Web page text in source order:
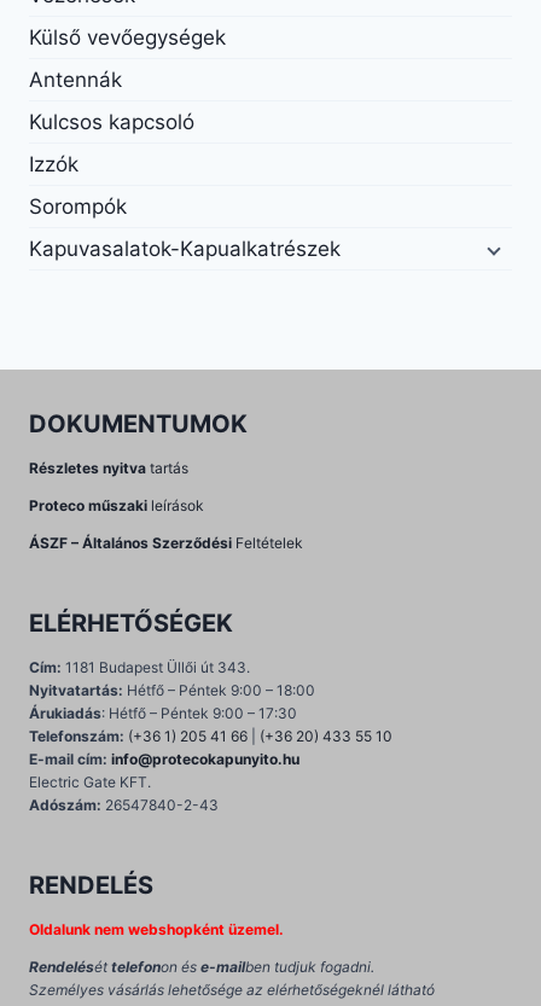
Külső vevőegységek
Antennák
Kulcsos kapcsoló
Izzók
Sorompók
Kapuvasalatok-Kapualkatrészek
DOKUMENTUMOK
Részletes nyitva tartás
Proteco műszaki leírások
ÁSZF – Általános Szerződési Feltételek
ELÉRHETŐSÉGEK
Cím: 1181 Budapest Üllői út 343.
Nyitvatartás: Hétfő – Péntek 9:00 – 18:00
Árukiadás: Hétfő – Péntek 9:00 – 17:30
Telefonszám: (+36 1) 205 41 66
(+36 20) 433 55 10
E-mail cím: info@protecokapunyito.hu
Electric Gate KFT.
Adószám: 26547840-2-43
RENDELÉS
Oldalunk nem webshopként üzemel.
Rendelését telefonon és e-mailben tudjuk fogadni.
Személyes vásárlás lehetősége az elérhetőségeknél látható